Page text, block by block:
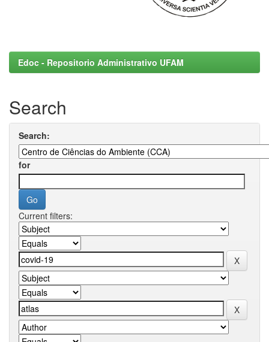
Edoc - Repositorio Administrativo UFAM
Search
Search:
for
Current filters: